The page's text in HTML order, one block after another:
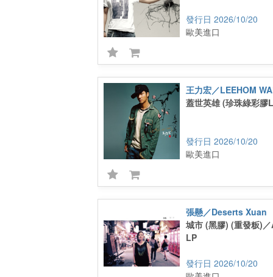
2026/10/20
歐美進口
王力宏／LEEHOM
蓋世英雄 (珍珠綠彩膠
2026/10/20
歐美進口
張懸／Deserts Xuan
城市 (黑膠) (重發粄)
LP
2026/10/20